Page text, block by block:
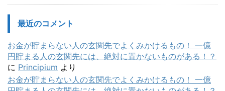
最近のコメント
お金が貯まらない人の玄関先でよくみかけるもの！ 一億
円貯まる人の玄関先には、絶対に置かないものがある！？
に Principium より
お金が貯まらない人の玄関先でよくみかけるもの！ 一億